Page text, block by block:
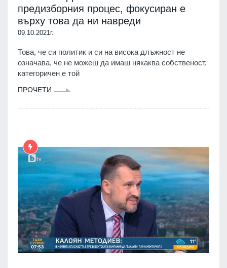
предизборния процес, фокусиран е
върху това да ни навреди
09.10.2021г.
Това, че си политик и си на висока длъжност не
означава, че не можеш да имаш някаква собственост,
категоричен е той
ПРОЧЕТИ